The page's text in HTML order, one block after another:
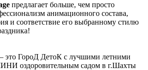
предлагает больше, чем просто
анимационного состава,
и соответствие его выбранному стилю
это ГороД ДетоК с лучшими летними
оздоровительным садом в г.Шахты